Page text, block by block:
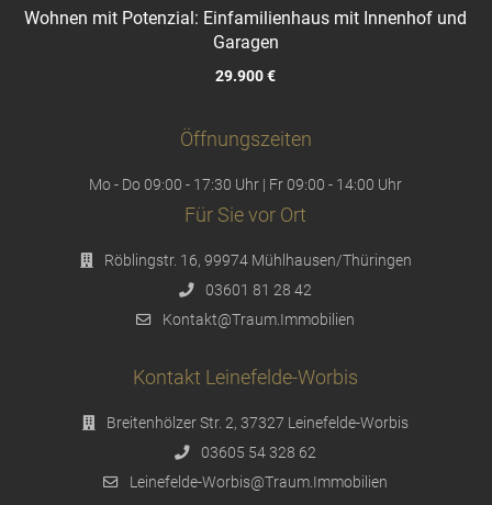
Wohnen mit Potenzial: Einfamilienhaus mit Innenhof und
Garagen
29.900 €
Öffnungszeiten
Mo - Do 09:00 - 17:30 Uhr | Fr 09:00 - 14:00 Uhr
Für Sie vor Ort
Röblingstr. 16, 99974 Mühlhausen/Thüringen
03601 81 28 42
Kontakt@Traum.Immobilien
Kontakt Leinefelde-Worbis
Breitenhölzer Str. 2, 37327 Leinefelde-Worbis
03605 54 328 62
Leinefelde-Worbis@Traum.Immobilien